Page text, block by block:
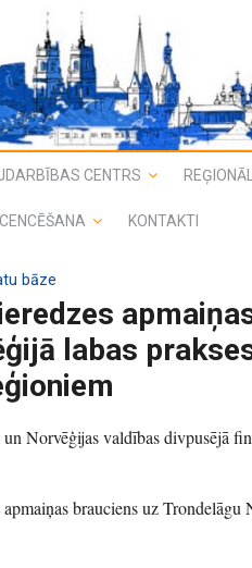
CENTRS
KONTAKTI
bāze
labas
Norvēģijas valdības divpusējā
brauciens uz Trondelāgu